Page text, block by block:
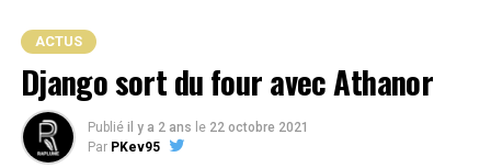
ACTUS
Django sort du four avec Athanor
Publié il y a 2 ans le 22 octobre 2021
Par PKev95